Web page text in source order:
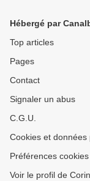
Hébergé par
Top articles
Pages
Contact
Signaler un abus
C.G.U.
Cookies et données
Préférences cookies
Voir le profil de